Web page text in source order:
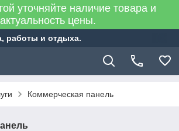
уточняйте наличие товара и
актуальность цены.
работы и отдыха.
Коммерческая панель